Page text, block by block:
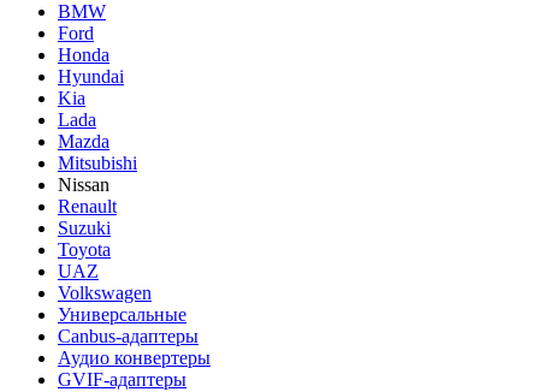
BMW
Ford
Honda
Hyundai
Kia
Lada
Mazda
Mitsubishi
Nissan
Renault
Suzuki
Toyota
UAZ
Volkswagen
Универсальные
Canbus-адаптеры
Аудио конвертеры
GVIF-адаптеры